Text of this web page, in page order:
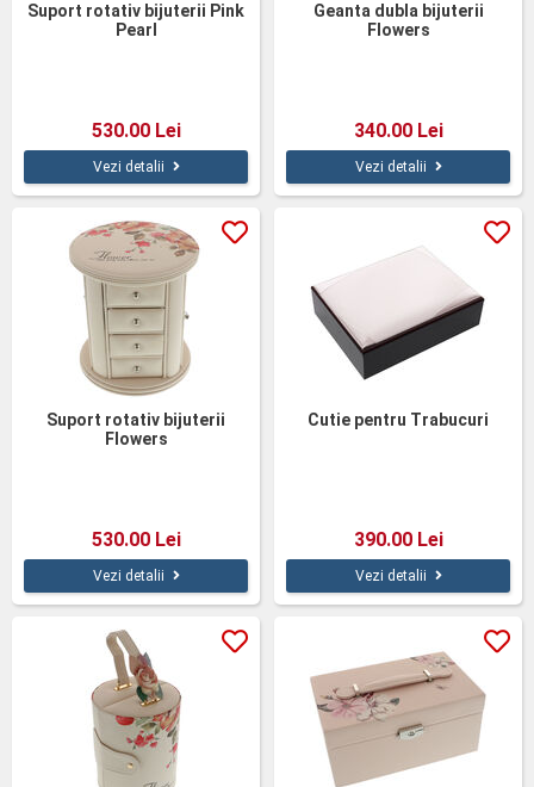
Suport rotativ bijuterii Pink
Pearl
530.00 Lei
Vezi detalii
Geanta dubla bijuterii
Flowers
340.00 Lei
Vezi detalii
Suport rotativ bijuterii
Flowers
530.00 Lei
Vezi detalii
Cutie pentru Trabucuri
390.00 Lei
Vezi detalii